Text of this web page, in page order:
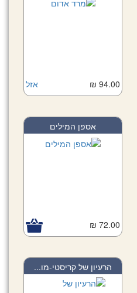
אזל 94.00 ₪
אספן המילים
72.00 ₪
הרעיון של קריסטי-מו...